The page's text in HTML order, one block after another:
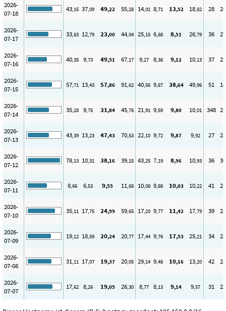
2026-
07-18
43,15 37,09 49,22 55,28 14,01 8,71 13,52 18,82 28 24
2026-
07-17
33,83 12,79 23,00 44,04 25,15 6,88 8,51 26,79 36 27
2026-
07-16
40,35 9,73 49,51 67,17 9,27 8,36 9,12 10,13 37 22
2026-
07-15
57,71 13,43 57,86 91,62 40,56 9,87 38,64 49,96 51 18
2026-
07-14
35,28 9,75 31,84 45,76 21,91 9,59 9,80 10,01 348 22
2026-
07-13
43,39 13,23 47,43 70,53 22,10 9,72 9,87 9,92 27 23
2026-
07-12
78,13 10,31 38,16 39,15 43,25 7,19 8,96 10,93 36 30
2026-
07-11
8,66 6,53 9,55 11,68 10,08 9,88 10,03 10,22 41 23
2026-
07-10
35,11 17,75 24,99 59,65 17,20 9,77 11,42 17,79 39 23
2026-
07-09
19,12 18,59 20,24 20,77 17,44 9,76 17,53 25,21 34 25
2026-
07-08
31,11 17,07 19,37 20,05 29,14 9,48 10,16 13,20 42 25
2026-
07-07
17,62 8,26 19,05 26,30 8,77 8,13 9,14 9,57 31 25